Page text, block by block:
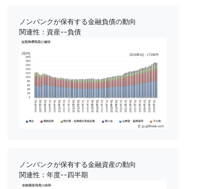
ノンバンクが保有する金融負債の動向
関連性：資産--負債
ノンバンクが保有する金融資産の動向
関連性：年度--四半期